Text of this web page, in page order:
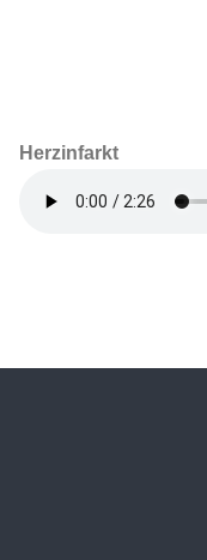
Herzinfarkt